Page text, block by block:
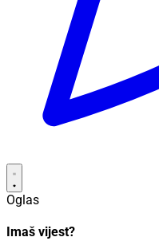
Oglas
Imaš vijest?